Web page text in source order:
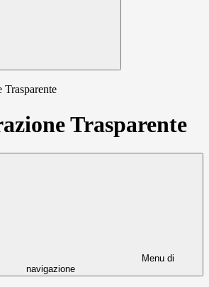
Trasparente
Menu di
navigazione